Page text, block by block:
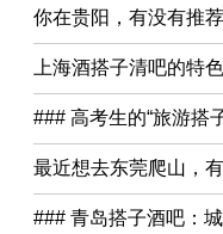
你在贵阳，有没有推
上海酒搭子清吧的特
### 高考生的“旅游搭
最近想去东莞爬山，
### 青岛搭子酒吧：